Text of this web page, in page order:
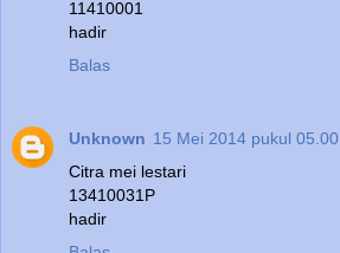
11410001
hadir
Balas
Unknown 15 Mei 2014 pukul 05.00
Citra mei lestari
13410031P
hadir